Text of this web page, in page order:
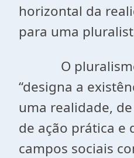
horizontal da
para uma
O pluralismo
“designa a
uma realidade,
de ação prática e
campos sociais